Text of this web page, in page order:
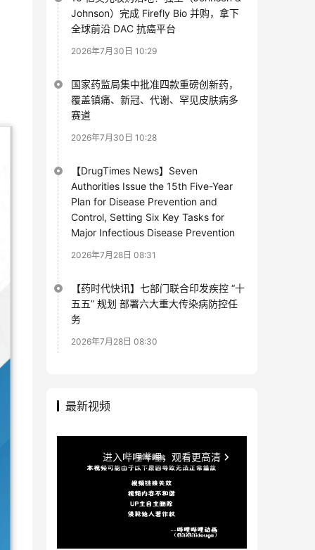
Johnson）完成 Firefly Bio 并购，拿下
全球前沿 DAC 抗癌平台
2026年7月30日 10:29
国家药监局集中批准四款重磅创新药，
覆盖镇痛、新冠、代谢、罕见皮肤病多
赛道
2026年7月30日 10:28
【DrugTimes News】Seven
Authorities Issue the 15th Five-Year
Plan for Disease Prevention and
Control, Setting Six Key Tasks for
Major Infectious Disease Prevention
2026年7月28日 08:31
【药时代快讯】七部门联合印发疾控 “十
五五” 规划 部署六大重大传染病防控任
务
2026年7月28日 08:30
最新视频